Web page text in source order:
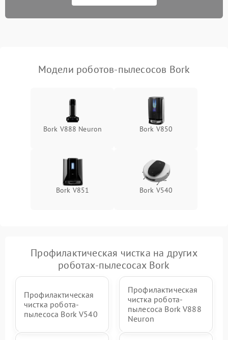
Модели роботов-пылесосов Bork
Bork V888 Neuron Bork V850
Bork V851 Bork V540
Профилактическая чистка на других
роботах-пылесосах Bork
Профилактическая
чистка робота-
пылесоса Bork V540
Профилактическая
чистка робота-
пылесоса Bork V888
Neuron